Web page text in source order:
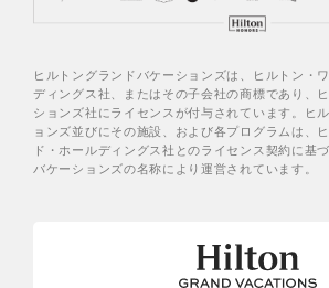
ヒルトングランドバケーションズは、ヒルトン・
ディングス社、またはその子会社の商標であり、
ションズ社にライセンスが付与されています。ヒ
ョンズ並びにその施設、および各プログラムは、
ド・ホールディングス社とのライセンス契約に基
バケーションズの名称により運営されています。